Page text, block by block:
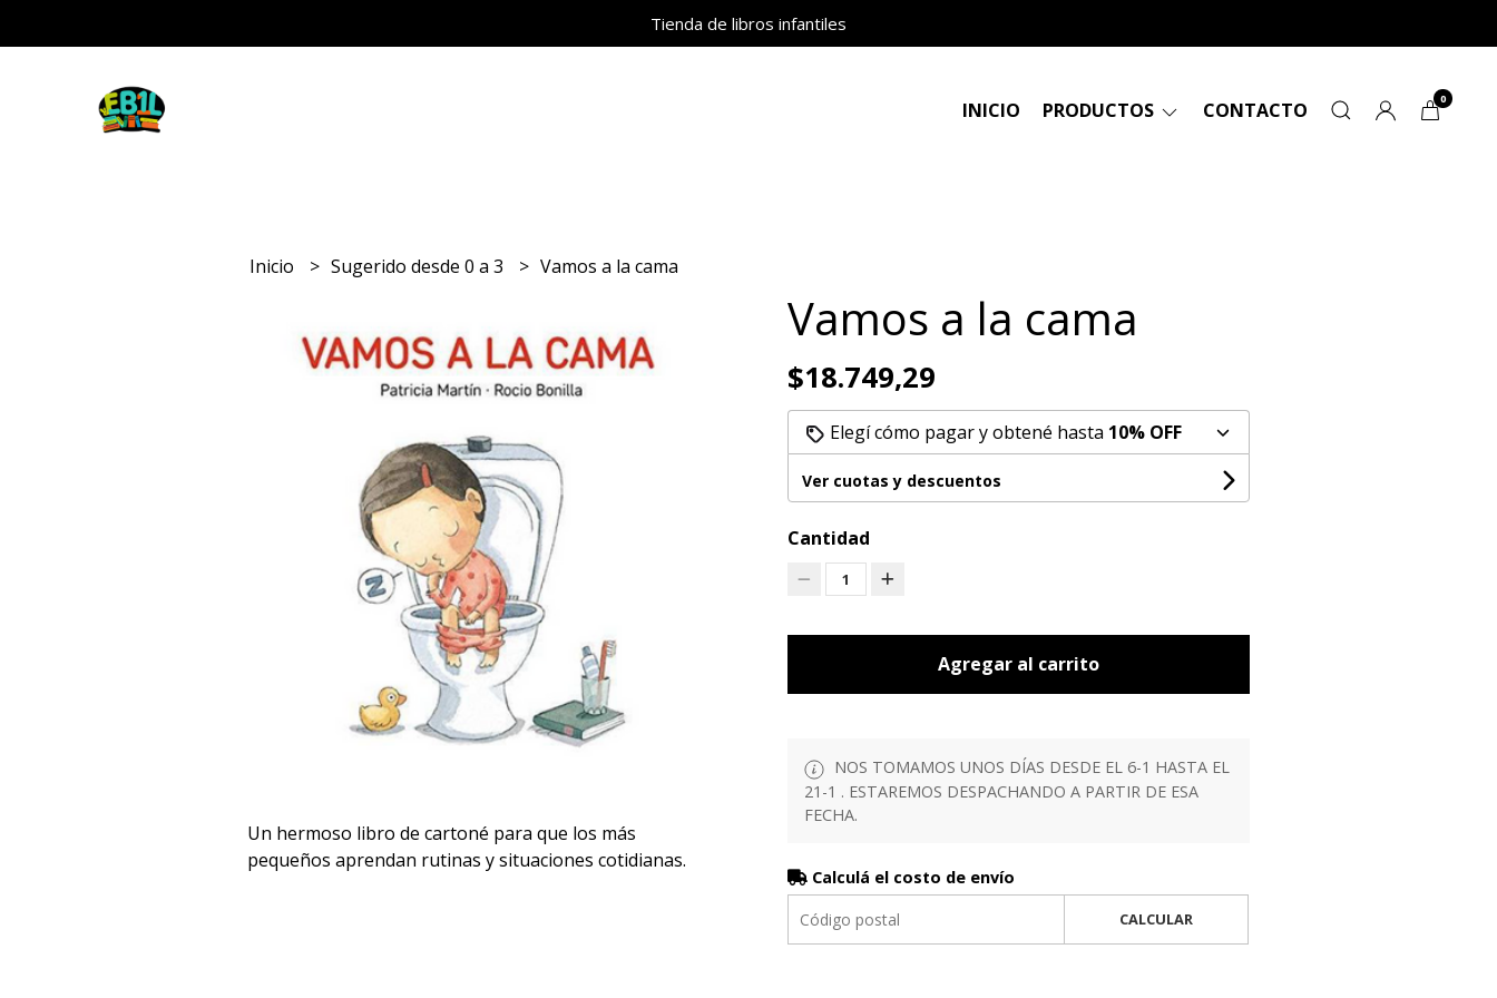
Tienda de libros infantiles
INICIO PRODUCTOS CONTACTO 0
Inicio Sugerido desde 0 a 3 Vamos a la cama
Un hermoso libro de cartoné para que los más
pequeños aprendan rutinas y situaciones cotidianas.
Vamos a la cama
$18.749,29
Elegí cómo pagar y obtené hasta 10% OFF
Ver cuotas y descuentos
Cantidad
1
Agregar al carrito
NOS TOMAMOS UNOS DÍAS DESDE EL 6-1 HASTA EL
21-1 . ESTAREMOS DESPACHANDO A PARTIR DE ESA
FECHA.
Calculá el costo de envío
CALCULAR